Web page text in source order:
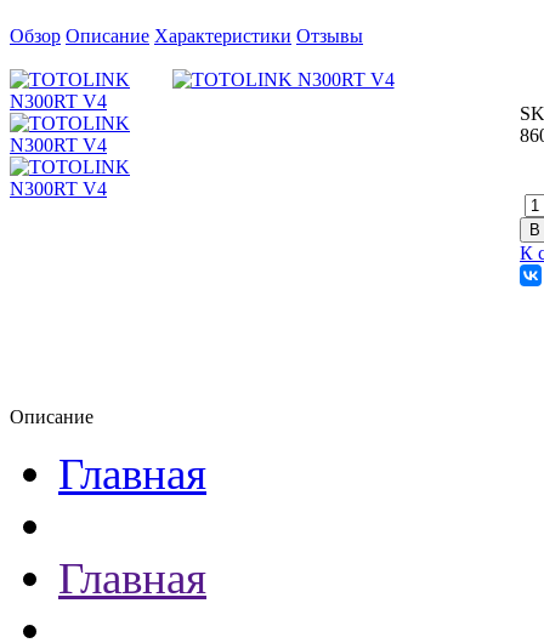
Обзор Описание Характеристики Отзывы
К
Описание
Главная
Главная